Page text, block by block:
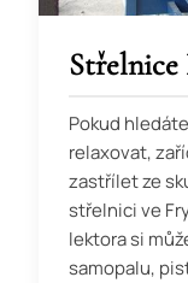
Pokud
relaxovat,
zastřílet ze
střelnici ve
lektora si
samopalu,